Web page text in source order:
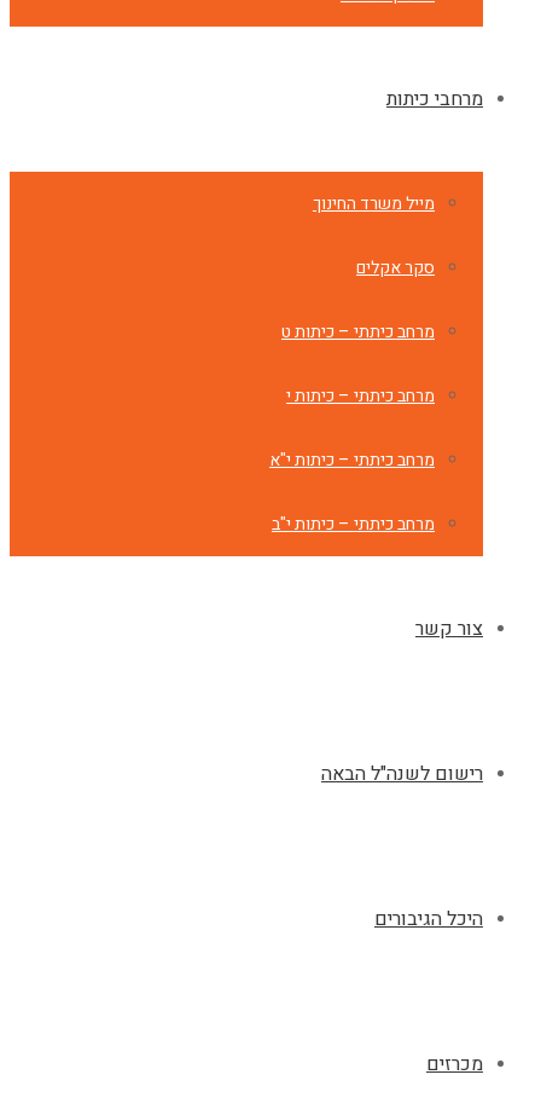
מרחבי כיתות
מייל משרד החינוך
סקר אקלים
מרחב כיתתי – כיתות ט
מרחב כיתתי – כיתות י
מרחב כיתתי – כיתות י"א
מרחב כיתתי – כיתות י"ב
צור קשר
רישום לשנה"ל הבאה
היכל הגיבורים
מכרזים